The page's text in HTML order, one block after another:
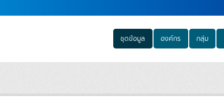
ชุดข้อมูล องค์กร กลุ่ม